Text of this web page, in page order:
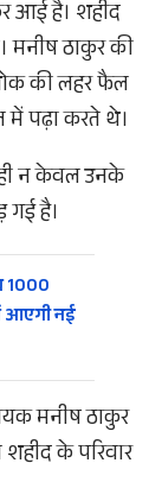
आई है। शहीद
मनीष ठाकुर की
की लहर फैल
में पढ़ा करते थे।
न केवल उनके
गई है।
1000
आएगी नई
मनीष ठाकुर
के परिवार